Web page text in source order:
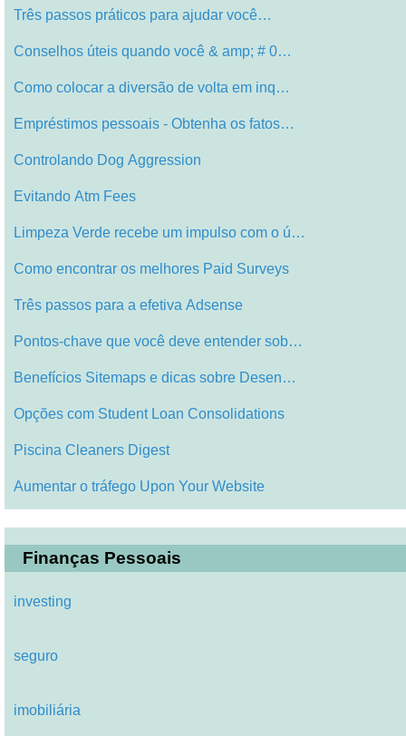
Três passos práticos para ajudar você…
Conselhos úteis quando você & amp; # 0…
Como colocar a diversão de volta em inq…
Empréstimos pessoais - Obtenha os fatos…
Controlando Dog Aggression
Evitando Atm Fees
Limpeza Verde recebe um impulso com o ú…
Como encontrar os melhores Paid Surveys
Três passos para a efetiva Adsense
Pontos-chave que você deve entender sob…
Benefícios Sitemaps e dicas sobre Desen…
Opções com Student Loan Consolidations
Piscina Cleaners Digest
Aumentar o tráfego Upon Your Website
Finanças Pessoais
investing
seguro
imobiliária